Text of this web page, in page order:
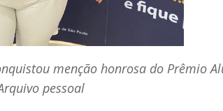
menção honrosa do Prêmio
pessoal